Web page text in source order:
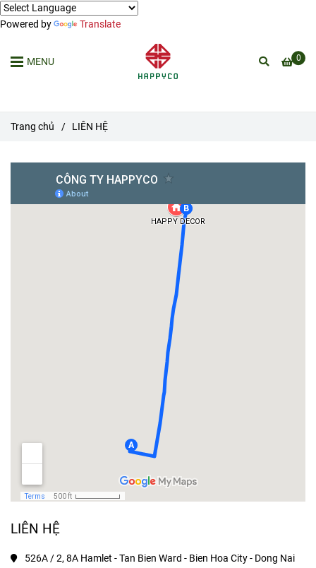
Powered by Translate
0
MENU
Trang chủ / LIÊN HỆ
LIÊN HỆ
526A / 2, 8A Hamlet - Tan Bien Ward - Bien Hoa City - Dong Nai